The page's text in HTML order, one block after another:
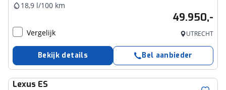
18,9 l/100 km
49.950,-
Vergelijk UTRECHT
Bekijk details Bel aanbieder
Lexus ES